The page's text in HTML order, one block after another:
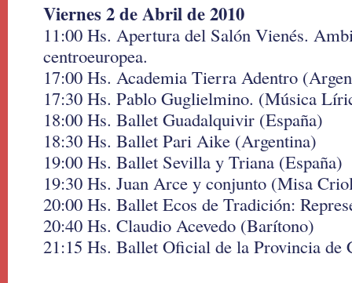
Viernes 2 de Abril de 2010
11:00 Hs. Apertura del Salón Vienés.
centroeuropea.
17:00 Hs. Academia Tierra Adentro
17:30 Hs. Pablo Guglielmino. (Música
18:00 Hs. Ballet Guadalquivir (España)
18:30 Hs. Ballet Pari Aike (Argentina)
19:00 Hs. Ballet Sevilla y Triana (España)
19:30 Hs. Juan Arce y conjunto (Misa
20:00 Hs. Ballet Ecos de Tradición:
20:40 Hs. Claudio Acevedo (Barítono)
21:15 Hs. Ballet Oficial de la Provincia de